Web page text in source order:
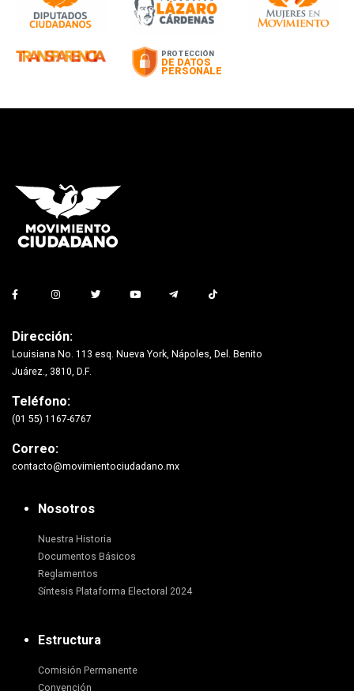
Dirección:
Louisiana No. 113 esq. Nueva York, Nápoles, Del. Benito
Juárez., 3810, D.F.
Teléfono:
(01 55) 1167-6767
Correo:
contacto@movimientociudadano.mx
Nosotros
Nuestra Historia
Documentos Básicos
Reglamentos
Síntesis Plataforma Electoral 2024
Estructura
Comisión Permanente
Convención